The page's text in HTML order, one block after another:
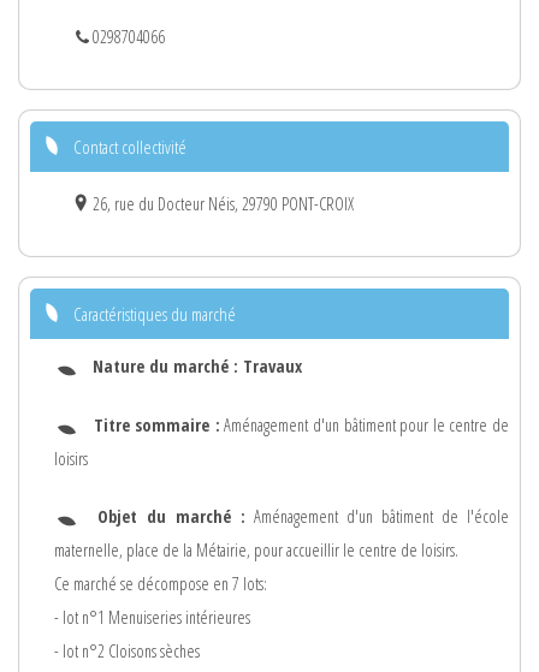
0298704066
Contact collectivité
26, rue du Docteur Néis, 29790 PONT-CROIX
Caractéristiques du marché
Nature du marché : Travaux
Titre sommaire : Aménagement d'un bâtiment pour le centre de
loisirs
Objet du marché :Aménagement d'un bâtiment de l'école
maternelle, place de la Métairie, pour accueillir le centre de loisirs.
Ce marché se décompose en 7 lots:
- lot n°1 Menuiseries intérieures
- lot n°2 Cloisons sèches